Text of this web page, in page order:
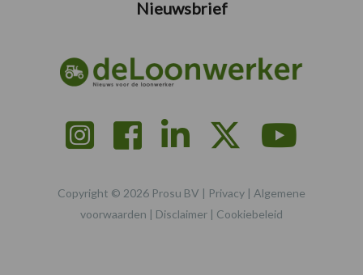
Nieuwsbrief
Copyright © 2026 Prosu BV | Privacy | Algemene
voorwaarden | Disclaimer | Cookiebeleid